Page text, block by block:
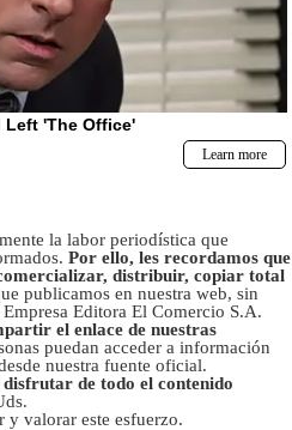
la labor periodística que
Por ello, les recordamos que
distribuir, copiar total
publicamos en nuestra web, sin
Editora El Comercio S.A.
el enlace de nuestras
puedan acceder a información
nuestra fuente oficial.
de todo el contenido
y valorar este esfuerzo.